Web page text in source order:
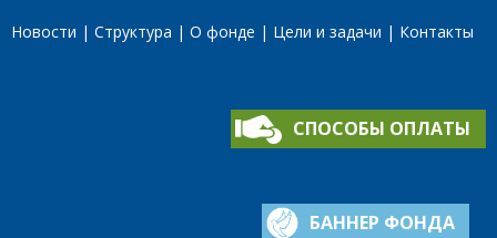
Новости Структура О фонде Цели и задачи Контакты
СПОСОБЫ ОПЛАТЫ
БАННЕР ФОНДА